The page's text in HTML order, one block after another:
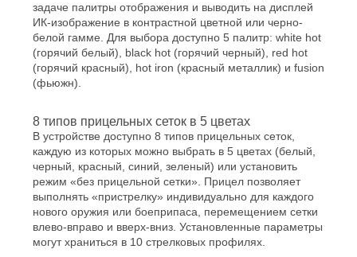
задаче палитры отображения и выводить на дисплей
ИК-изображение в контрастной цветной или черно-
белой гамме. Для выбора доступно 5 палитр: white hot
(горячий белый), black hot (горячий черный), red hot
(горячий красный), hot iron (красный металлик) и fusion
(фьюжн).
8 типов прицельных сеток в 5 цветах
В устройстве доступно 8 типов прицельных сеток,
каждую из которых можно выбрать в 5 цветах (белый,
черный, красный, синий, зеленый) или установить
режим «без прицельной сетки». Прицел позволяет
выполнять «пристрелку» индивидуально для каждого
нового оружия или боеприпаса, перемещением сетки
влево-вправо и вверх-вниз. Установленные параметры
могут храниться в 10 стрелковых профилях.